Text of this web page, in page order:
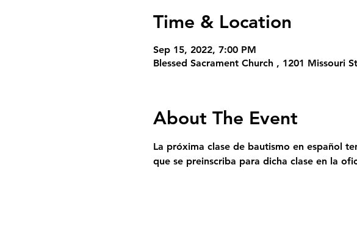
Time & Location
Sep 15, 2022, 7:00 PM
Blessed Sacrament Church , 1201 Missouri
About The Event
La próxima clase de bautismo en español
que se preinscriba para dicha clase en la